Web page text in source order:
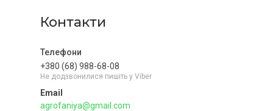
Контакти
+380 (68) 988-68-08
Не додзвонилися пишіть у Viber
agrofaniya@gmail.com